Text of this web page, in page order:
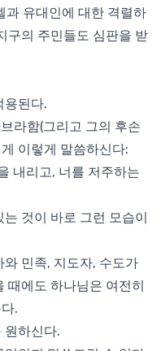
과 유대인에 대한 격렬하
구의 주민들도 심판을 받
용된다.
라함(그리고 그의 후손
이렇게 말씀하신다:
내리고, 너를 저주하는
것이 바로 그런 모습이
민족, 지도자, 수도가
때에도 하나님은 여전히
.
원하신다.